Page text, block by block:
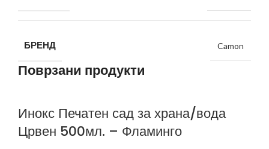
БРЕНД Camon
Поврзани продукти
Инокс Печатен сад за храна/вода
Црвен 500мл. – Фламинго